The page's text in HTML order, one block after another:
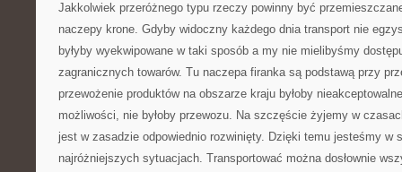
Jakkolwiek przeróżnego typu rzeczy powinny być
naczepy krone. Gdyby widoczny każdego dnia transport nie
byłyby wyekwipowane w taki sposób a my nie mielibyśmy
zagranicznych towarów. Tu naczepa firanka są podstawą przy
przewożenie produktów na obszarze kraju byłoby
możliwości, nie byłoby przewozu. Na szczęście żyjemy w
jest w zasadzie odpowiednio rozwinięty. Dzięki temu jesteśmy w
najróżniejszych sytuacjach. Transportować można dosłownie